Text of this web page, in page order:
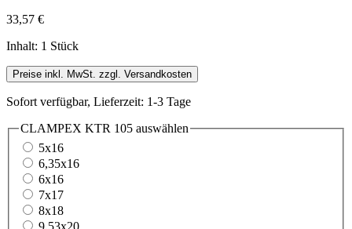
33,57 €
Inhalt: 1 Stück
Preise inkl. MwSt. zzgl. Versandkosten
Sofort verfügbar, Lieferzeit: 1-3 Tage
CLAMPEX KTR 105 auswählen
5x16
6,35x16
6x16
7x17
8x18